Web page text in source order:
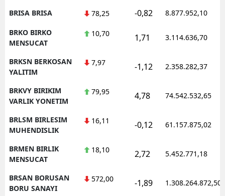
BRISA BRISA 78,25 -0,82 8.877.952,10
BRKO BIRKO
MENSUCAT
10,70 1,71 3.114.636,70
BRKSN BERKOSAN
YALITIM
7,97 -1,12 2.358.282,37
BRKVY BIRIKIM
VARLIK YONETIM
79,95 4,78 74.542.532,65
BRLSM BIRLESIM
MUHENDISLIK
16,11 -0,12 61.157.875,02
BRMEN BIRLIK
MENSUCAT
18,10 2,72 5.452.771,18
BRSAN BORUSAN
BORU SANAYI
572,00 -1,89 1.308.264.872,50